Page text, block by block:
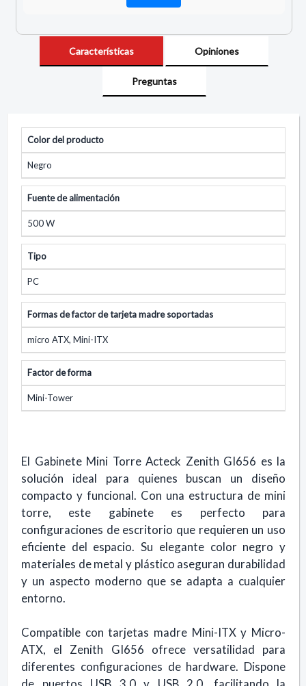
Características Opiniones
Preguntas
Color del producto
Negro
Fuente de alimentación
500 W
Tipo
PC
Formas de factor de tarjeta madre soportadas
micro ATX, Mini-ITX
Factor de forma
Mini-Tower
El Gabinete Mini Torre Acteck Zenith GI656 es la
solución ideal para quienes buscan un diseño
compacto y funcional. Con una estructura de mini
torre, este gabinete es perfecto para
configuraciones de escritorio que requieren un uso
eficiente del espacio. Su elegante color negro y
materiales de metal y plástico aseguran durabilidad
y un aspecto moderno que se adapta a cualquier
entorno.
Compatible con tarjetas madre Mini-ITX y Micro-
ATX, el Zenith GI656 ofrece versatilidad para
diferentes configuraciones de hardware. Dispone